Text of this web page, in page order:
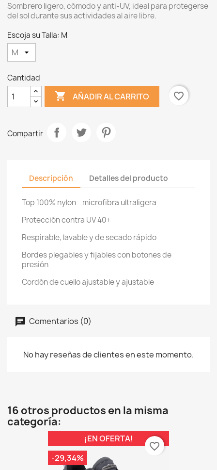
Sombrero ligero, cómodo y anti-UV, ideal para protegerse
del sol durante sus actividades al aire libre.
Escoja su Talla: M
Cantidad
 AÑADIR AL CARRITO favorite_border
Compartir
Descripción Detalles del producto
Top 100% nylon - microfibra ultraligera
Protección contra UV 40+
Respirable, lavable y de secado rápido
Bordes plegables y fijables con botones de
presión
Cordón de cuello ajustable y ajustable
Comentarios (0)
No hay reseñas de clientes en este momento.
16 otros productos en la misma
categoría:
¡EN OFERTA!
-29,34%
favorite_border